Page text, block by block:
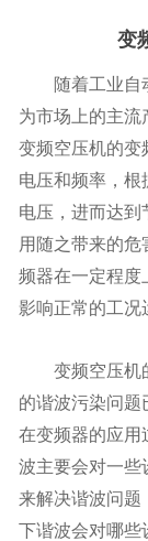
变
随着工业自动
为市场上的主流
变频空压机的变
电压和频率，根
电压，进而达到
用随之带来的
频器在一定程度
影响正常的工况
变频空压机的
的谐波污染问题
在变频器的应用
波主要会对一些
来解决谐波问题
下谐波会对哪些